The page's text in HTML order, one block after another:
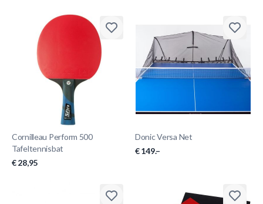
Cornilleau Perform 500
Tafeltennisbat
€ 28,95
Donic Versa Net
€ 149.–